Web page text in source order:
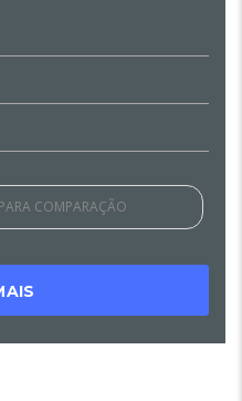
COMPARAÇÃO